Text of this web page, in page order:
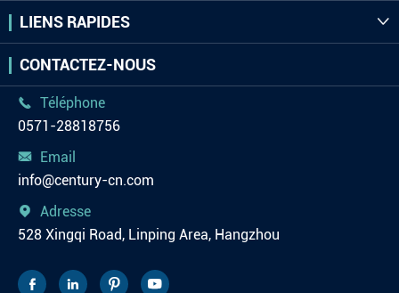
LIENS RAPIDES 
CONTACTEZ-NOUS

Téléphone
0571-28818756

Email
info@century-cn.com

Adresse
528 Xingqi Road, Linping Area, Hangzhou
   